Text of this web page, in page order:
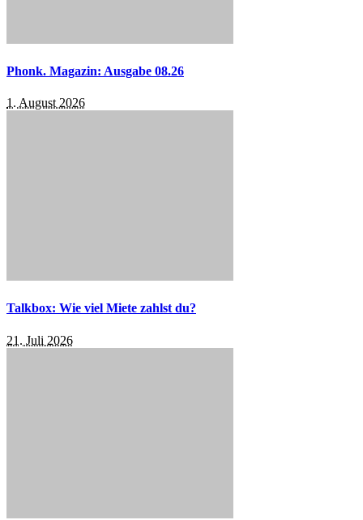
Phonk. Magazin: Ausgabe 08.26
1. August 2026
Talkbox: Wie viel Miete zahlst du?
21. Juli 2026